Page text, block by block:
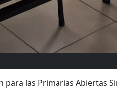
las Primarias Abiertas